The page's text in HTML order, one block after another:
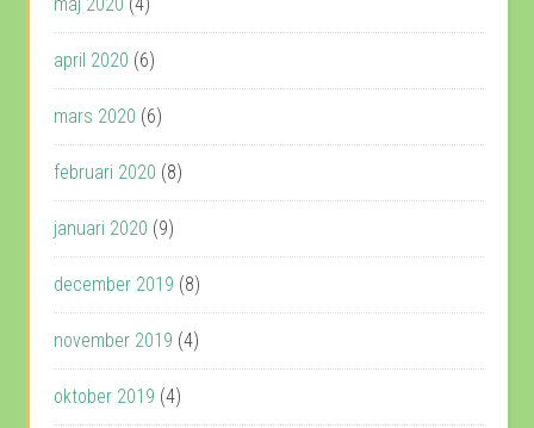
april 2020 (6)
mars 2020 (6)
februari 2020 (8)
januari 2020 (9)
december 2019 (8)
november 2019 (4)
oktober 2019 (4)